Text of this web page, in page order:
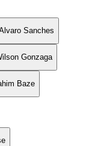
Sanches
Gonzaga
Baze